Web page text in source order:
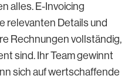
alles. E-Invoicing
relevanten Details und
Rechnungen vollständig,
sind. Ihr Team gewinnt
sich auf wertschaffende